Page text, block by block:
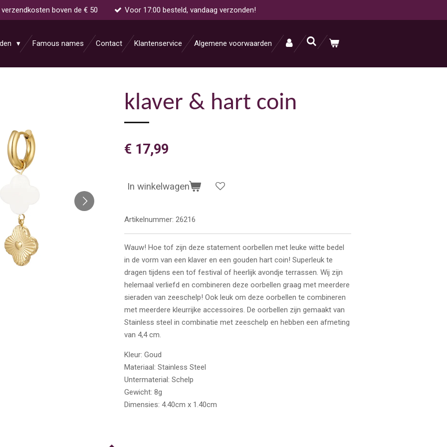
boven de € 50 Voor 17:00 besteld, vandaag verzonden!
Famous names Contact Klantenservice Algemene voorwaarden
klaver & hart coin
€ 17,99
In winkelwagen
Artikelnummer: 26216
Wauw! Hoe tof zijn deze statement oorbellen met leuke witte bedel
in de vorm van een klaver en een gouden hart coin! Superleuk te
dragen tijdens een tof festival of heerlijk avondje terrassen. Wij zijn
helemaal verliefd en combineren deze oorbellen graag met meerdere
sieraden van zeeschelp! Ook leuk om deze oorbellen te combineren
met meerdere kleurrijke accessoires. De oorbellen zijn gemaakt van
Stainless steel in combinatie met zeeschelp en hebben een afmeting
van 4,4 cm.
Kleur: Goud
Materiaal: Stainless Steel
Untermaterial: Schelp
Gewicht: 8g
Dimensies: 4.40cm x 1.40cm